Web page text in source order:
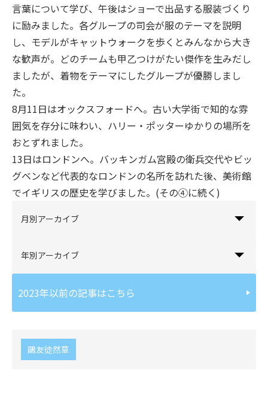
言葉について学び、午後はショーで出品する服装づくり
に励みました。各グループの司会が服のテーマを説明
し、モデルがキャットウォークを歩くとみんなから大き
な歓声が。どのチームも甲乙つけがたい傑作を生みだし
ましたが、着物をテーマにしたグループが優勝しまし
た。
8月11日はオックスフォードへ。古い大学街で知的な雰
囲気を存分に味わい、ハリー・ポッターゆかりの場所を
おとずれました。
13日はロンドンへ。バッキンガム宮殿の衛兵交代やビッ
グベンなど代表的なロンドンの名所を訪れた後、美術館
でイギリスの歴史を学びました。(その④に続く)
月別アーカイブ
年別アーカイブ
2023年以前の記事はこちら
鷗友徒然草